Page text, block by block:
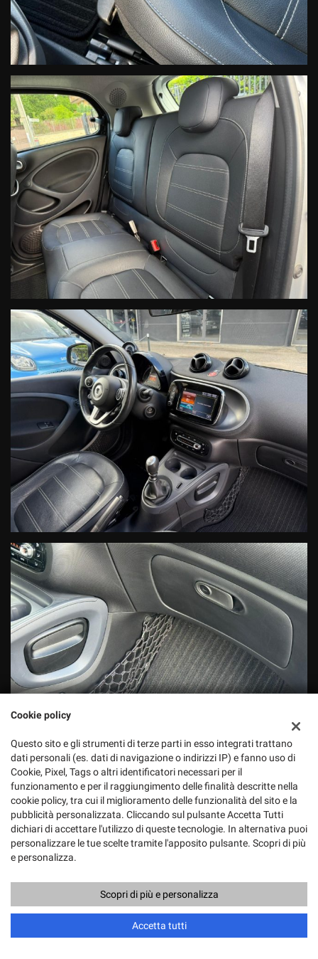
Cookie policy
Questo sito e gli strumenti di terze parti in esso integrati trattano
dati personali (es. dati di navigazione o indirizzi IP) e fanno uso di
Cookie, Pixel, Tags o altri identificatori necessari per il
funzionamento e per il raggiungimento delle finalità descritte nella
cookie policy, tra cui il miglioramento delle funzionalità del sito e la
pubblicità personalizzata. Cliccando sul pulsante Accetta Tutti
dichiari di accettare l'utilizzo di queste tecnologie. In alternativa puoi
personalizzare le tue scelte tramite l'apposito pulsante. Scopri di più
e personalizza.
Scopri di più e personalizza
Accetta tutti